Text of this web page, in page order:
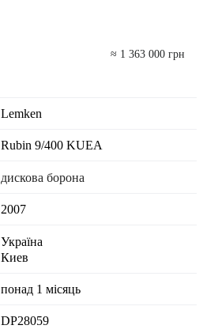
≈ 1 363 000 грн
Lemken
Rubin 9/400 KUEA
дискова борона
2007
Україна
Киев
понад 1 місяць
DP28059